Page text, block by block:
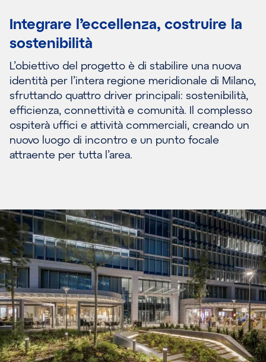
Integrare l’eccellenza, costruire la
sostenibilità
L’obiettivo del progetto è di stabilire una nuova
identità per l’intera regione meridionale di Milano,
sfruttando quattro driver principali: sostenibilità,
efficienza, connettività e comunità. Il complesso
ospiterà uffici e attività commerciali, creando un
nuovo luogo di incontro e un punto focale
attraente per tutta l’area.